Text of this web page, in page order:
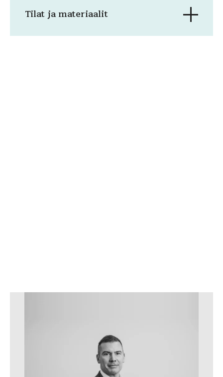
Tilat ja materiaalit